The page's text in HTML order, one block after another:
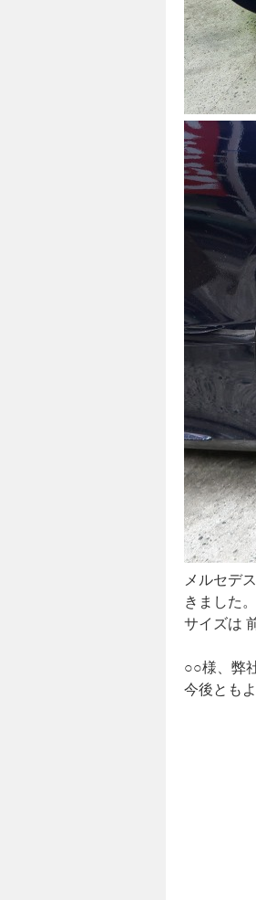
メルセデ
きました。
サイズは
○○様、弊
今後とも